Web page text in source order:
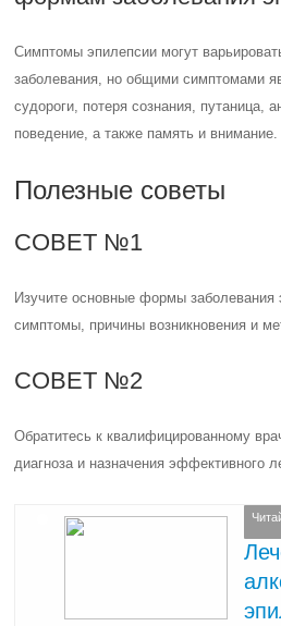
Симптомы эпилепсии могут
заболевания, но общими симптомами
судороги, потеря сознания,
поведение, а также память и внимание.
Полезные советы
СОВЕТ №1
Изучите основные формы заболевания
симптомы, причины возникновения и
СОВЕТ №2
Обратитесь к квалифицированному
диагноза и назначения эффективного